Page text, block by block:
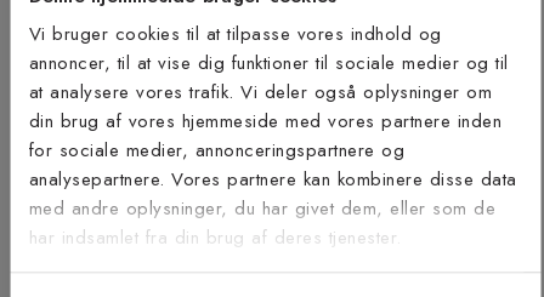
Vi bruger cookies til at tilpasse vores indhold og
annoncer, til at vise dig funktioner til sociale medier og til
at analysere vores trafik. Vi deler også oplysninger om
din brug af vores hjemmeside med vores partnere inden
for sociale medier, annonceringspartnere og
analysepartnere. Vores partnere kan kombinere disse data
med andre oplysninger, du har givet dem, eller som de
har indsamlet fra din brug af deres tjenester.
Tilmeld dig vores
nyhedsbrev
Vær blandt de første til at modtage vores tilbud,
tips og nyheder.